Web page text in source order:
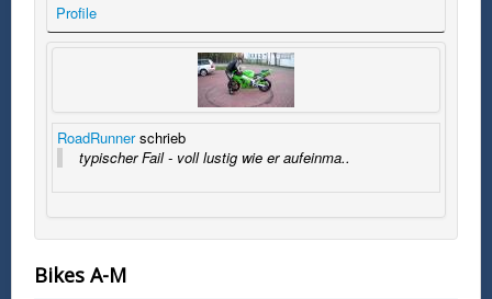
Profile
RoadRunnerschrieb
typischer Fail - voll lustig wie er aufeinma..
Bikes A-M